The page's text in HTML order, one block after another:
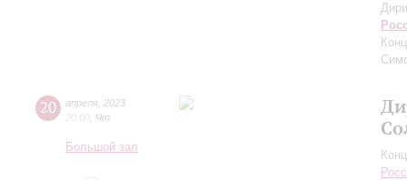
20 апреля 2023
20:00 Чт
Большой зал